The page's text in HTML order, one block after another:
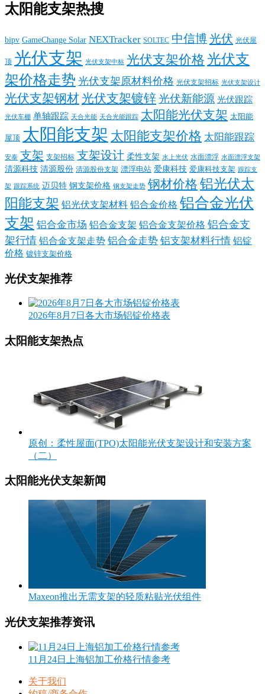
太阳能支架热搜
bipv GameChange Solar NEXTracker SOLTEC 中信博光伏 光伏屋
顶 光伏支架 光伏支架中标 光伏支架价格 光伏支
架价格走势 光伏支架原材料价格 光伏支架招标 光伏支架设计
光伏支架钢材光伏支架镀锌光伏新能源 光伏跟踪
光伏车棚 单轴跟踪 天合光能 天合光能跟踪 太阳能光伏支架 太阳能
屋顶 太阳能支架 太阳能支架价格 太阳能跟踪
安泰 支架 支架招标 支架设计 柔性支架 水上光伏 水面漂浮 水面漂浮支架
清源科技 清源股份 清源股份支架 漂浮电站 爱康科技 爱康科技支架 跟踪支
架 跟踪系统 迈贝特 钢支架价格 钢支架走势 钢材价格 铝光伏太
阳能支架 铝光伏支架材料 铝合金价格 铝合金光伏
支架 铝合金市场 铝合金支架 铝合金支架价格 铝合金支
架行情 铝合金支架走势 铝合金走势 铝支架材料行情 铝锭
价格 镀锌支架价格
光伏支架推荐
2026年8月7日各大市场铝锭价格表
太阳能支架热点
原创：柔性屋面(TPO)太阳能光伏支架设计和安装方案
（二）
太阳能光伏支架新闻
Maxeon推出无需支架的轻质粘贴光伏组件
光伏支架推荐资讯
11月24日上海铝加工价格行情参考
关于我们